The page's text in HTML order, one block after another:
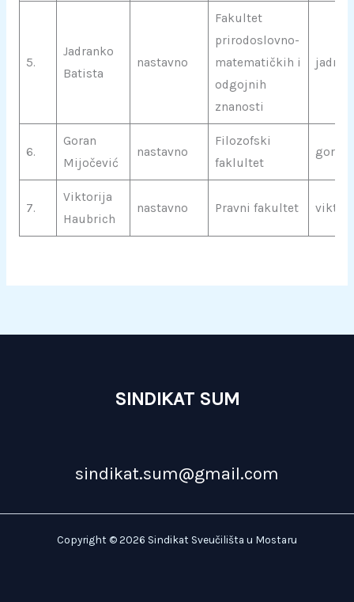
5.
Jadranko
Batista
nastavno
Fakultet
prirodoslovno-
matematičkih i
odgojnih
znanosti
6.
Goran
Mijočević
nastavno
Filozofski
faklultet
7.
Viktorija
Haubrich
nastavno Pravni fakultet
SINDIKAT SUM
sindikat.sum@gmail.com
Copyright © 2026 Sindikat Sveučilišta u Mostaru